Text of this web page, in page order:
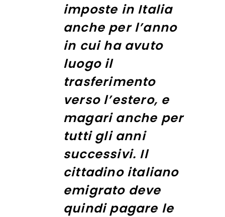
imposte in Italia
anche per l’anno
in cui ha avuto
luogo il
trasferimento
verso l’estero, e
magari anche per
tutti gli anni
successivi. Il
cittadino italiano
emigrato deve
quindi pagare le